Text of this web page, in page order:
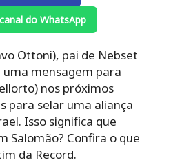
do WhatsApp
Ottoni), pai de Nebset
uma mensagem para
nos próximos
para selar uma aliança
Isso significa que
Salomão? Confira o que
da Record.